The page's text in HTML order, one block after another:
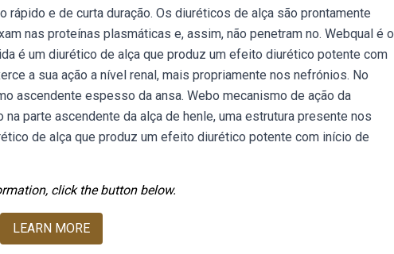
e de curta duração. Os diuréticos de alça são prontamente
nas proteínas plasmáticas e, assim, não penetram no. Webqual é o
é um diurético de alça que produz um efeito diurético potente com
a sua ação a nível renal, mais propriamente nos nefrónios. No
ascendente espesso da ansa. Webo mecanismo de ação da
parte ascendente da alça de henle, uma estrutura presente nos
de alça que produz um efeito diurético potente com início de
click the button below.
LEARN MORE